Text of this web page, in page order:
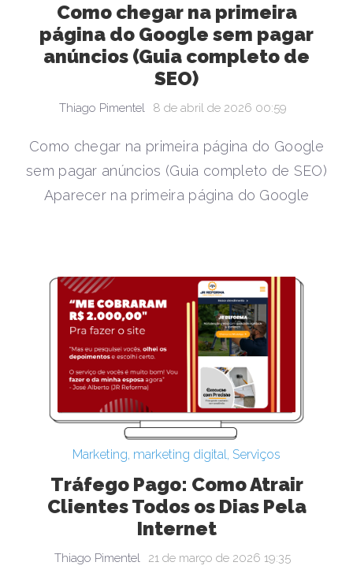
Como chegar na primeira
página do Google sem pagar
anúncios (Guia completo de
SEO)
Thiago Pimentel 8 de abril de 2026 00:59
Como chegar na primeira página do Google
sem pagar anúncios (Guia completo de SEO)
Aparecer na primeira página do Google
Marketing, marketing digital, Serviços
Tráfego Pago: Como Atrair
Clientes Todos os Dias Pela
Internet
Thiago Pimentel 21 de março de 2026 19:35